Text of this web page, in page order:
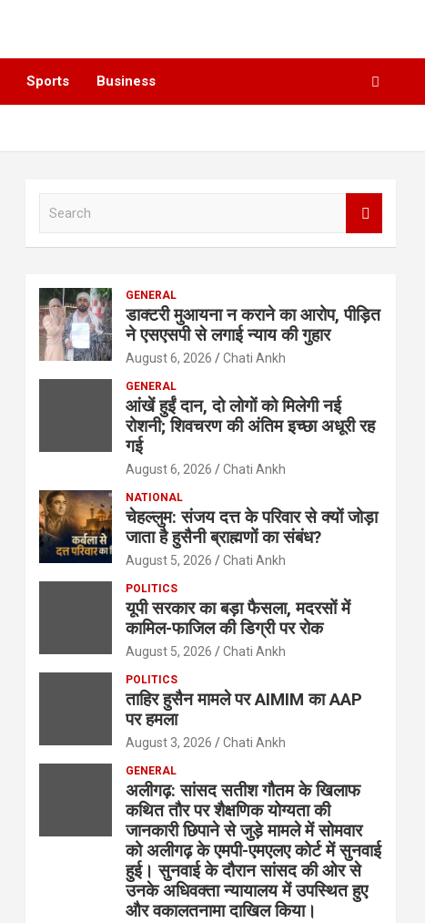
Sports Business
h
GENERAL
डाक्टरी मुआयना न कराने का आरोप, पीड़ित
ने एसएसपी से लगाई न्याय की गुहार
August 6, 2026 Chati Ankh
GENERAL
आंखें हुईं दान, दो लोगों को मिलेगी नई
रोशनी; शिवचरण की अंतिम इच्छा अधूरी रह
गई
August 6, 2026 Chati Ankh
NATIONAL
चेहल्लुम: संजय दत्त के परिवार से क्यों जोड़ा
जाता है हुसैनी ब्राह्मणों का संबंध?
August 5, 2026 Chati Ankh
POLITICS
यूपी सरकार का बड़ा फैसला, मदरसों में
कामिल-फाजिल की डिग्री पर रोक
August 5, 2026 Chati Ankh
POLITICS
ताहिर हुसैन मामले पर AIMIM का AAP
पर हमला
August 3, 2026 Chati Ankh
GENERAL
अलीगढ़: सांसद सतीश गौतम के खिलाफ
कथित तौर पर शैक्षणिक योग्यता की
जानकारी छिपाने से जुड़े मामले में सोमवार
को अलीगढ़ के एमपी-एमएलए कोर्ट में सुनवाई
हुई। सुनवाई के दौरान सांसद की ओर से
उनके अधिवक्ता न्यायालय में उपस्थित हुए
और वकालतनामा दाखिल किया।